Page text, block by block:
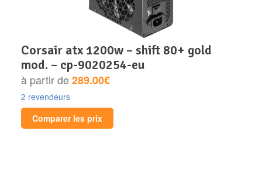
corsair atx 1200w – shift 80+ gold
mod. – cp-9020254-eu
à partir de289.00€
2 revendeurs
Comparer les prix